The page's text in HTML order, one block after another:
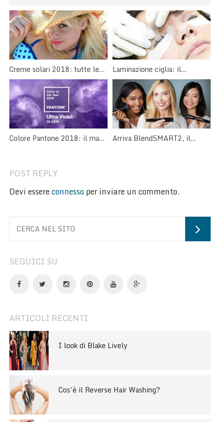
Creme solari 2018: tutte le
novità per un’abbronzatura
perfetta
Laminazione ciglia: il
trattamento curativo per le
ciglia
Colore Pantone 2018: il make
Arriva BlendSMART2, il
POST REPLY
Devi essereconnessoper inviare un commento.
SEGUICI SU
ARTICOLI RECENTI
I look di Blake Lively
Cos’è il Reverse Hair Washing?